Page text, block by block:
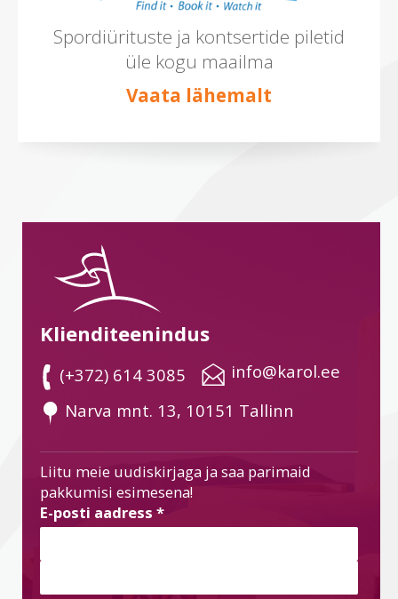
Spordiürituste ja kontsertide piletid
üle kogu maailma
Vaata lähemalt
Klienditeenindus
(+372) 614 3085
info@karol.ee
Narva mnt. 13, 10151 Tallinn
Liitu meie uudiskirjaga ja saa parimaid
pakkumisi esimesena!
E-posti aadress *